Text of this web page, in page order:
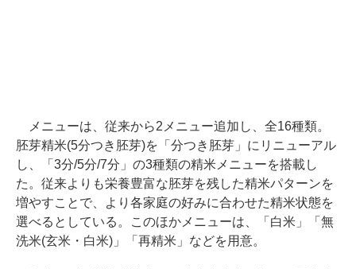
メニューは、従来から2メニュー追加し、全16種類。
胚芽精米(5分つき胚芽)を「分つき胚芽」にリニューアル
し、「3分/5分/7分」の3種類の精米メニューを搭載し
た。従来よりも栄養豊富な胚芽を残した精米パターンを
増やすことで、より各家庭の好みに合わせた精米状態を
選べるとしている。このほかメニューは、「白米」「無
洗米(玄米・白米)」「再精米」などを用意。